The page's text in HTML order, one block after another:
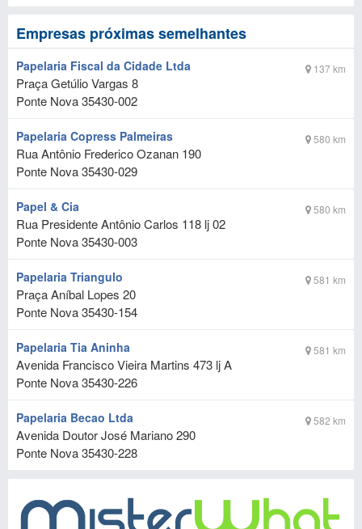
Empresas próximas semelhantes
137 km
Papelaria Fiscal da Cidade Ltda
Praça Getúlio Vargas 8
Ponte Nova35430-002
580 km
Papelaria Copress Palmeiras
Rua Antônio Frederico Ozanan 190
Ponte Nova35430-029
580 km
Papel & Cia
Rua Presidente Antônio Carlos 118 lj 02
Ponte Nova35430-003
581 km
Papelaria Triangulo
Praça Aníbal Lopes 20
Ponte Nova35430-154
581 km
Papelaria Tia Aninha
Avenida Francisco Vieira Martins 473 lj A
Ponte Nova35430-226
582 km
Papelaria Becao Ltda
Avenida Doutor José Mariano 290
Ponte Nova35430-228